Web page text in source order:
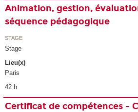
Animation, gestion,
séquence pédagogique
STAGE
Stage
Lieu(x)
Paris
42 h
Certificat de compétences -